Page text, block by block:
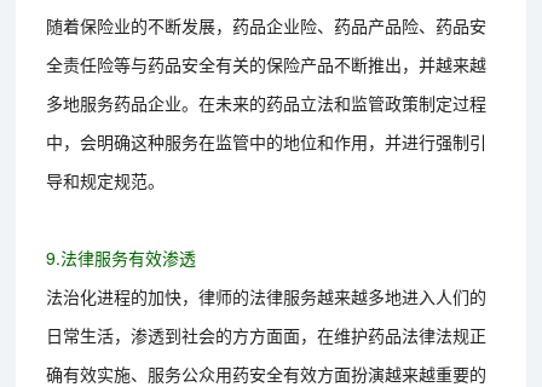
随着保险业的不断发展，药品企业险、药品产品险、药品安
全责任险等与药品安全有关的保险产品不断推出，并越来越
多地服务药品企业。在未来的药品立法和监管政策制定过程
中，会明确这种服务在监管中的地位和作用，并进行强制引
导和规定规范。
9.法律服务有效渗透
法治化进程的加快，律师的法律服务越来越多地进入人们的
日常生活，渗透到社会的方方面面，在维护药品法律法规正
确有效实施、服务公众用药安全有效方面扮演越来越重要的